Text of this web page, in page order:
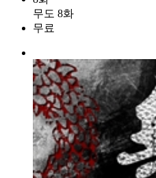
무도 8화
무료